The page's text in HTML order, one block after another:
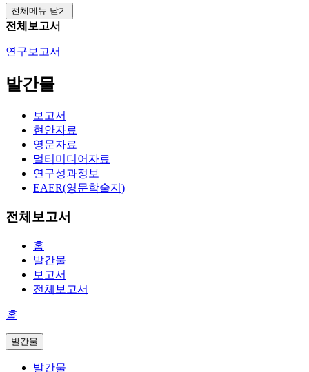
전체메뉴 닫기
전체보고서
연구보고서
발간물
보고서
현안자료
영문자료
멀티미디어자료
연구성과정보
EAER(영문학술지)
전체보고서
홈
발간물
보고서
전체보고서
홈
발간물
발간물